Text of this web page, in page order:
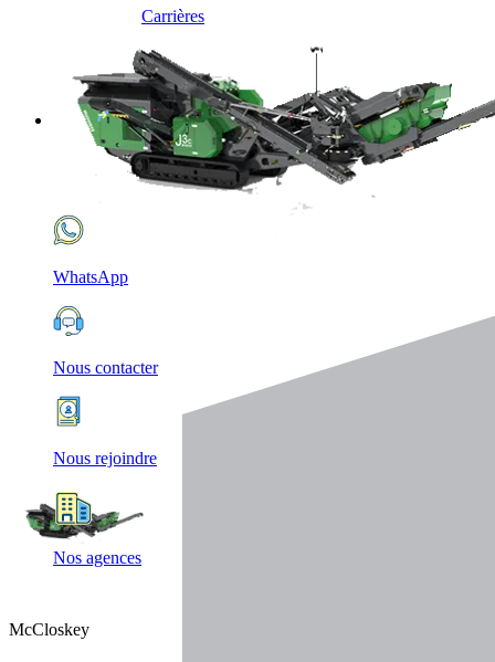
Carrières
WhatsApp
Nous contacter
Nous rejoindre
Nos agences
McCloskey